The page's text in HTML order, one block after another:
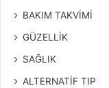
BAKIM TAKVİMİ
GÜZELLİK
SAĞLIK
ALTERNATİF TIP